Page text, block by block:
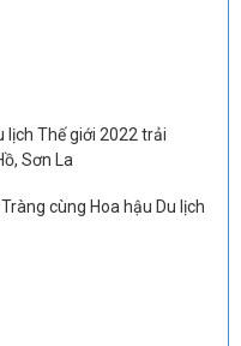
lịch Thế giới 2022 trải
Sơn La
cùng Hoa hậu Du lịch